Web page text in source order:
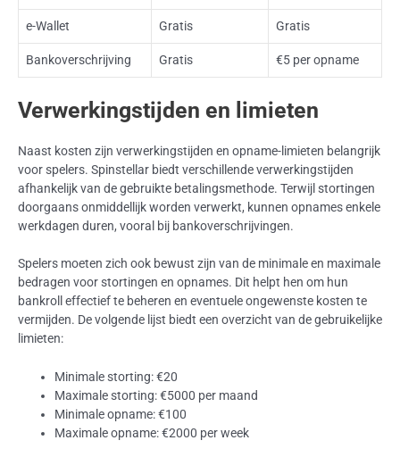
e-Wallet Gratis Gratis
Bankoverschrijving Gratis €5 per opname
Verwerkingstijden en limieten
Naast kosten zijn verwerkingstijden en opname-limieten belangrijk
voor spelers. Spinstellar biedt verschillende verwerkingstijden
afhankelijk van de gebruikte betalingsmethode. Terwijl stortingen
doorgaans onmiddellijk worden verwerkt, kunnen opnames enkele
werkdagen duren, vooral bij bankoverschrijvingen.
Spelers moeten zich ook bewust zijn van de minimale en maximale
bedragen voor stortingen en opnames. Dit helpt hen om hun
bankroll effectief te beheren en eventuele ongewenste kosten te
vermijden. De volgende lijst biedt een overzicht van de gebruikelijke
limieten:
Minimale storting: €20
Maximale storting: €5000 per maand
Minimale opname: €100
Maximale opname: €2000 per week